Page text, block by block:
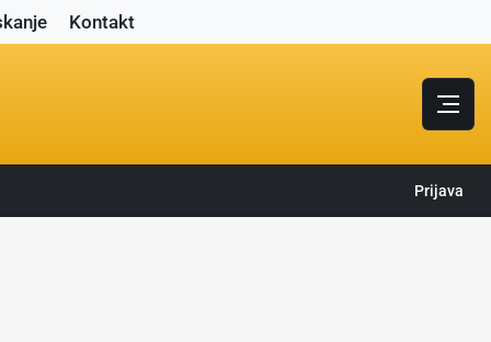
Kontakt
Prijava